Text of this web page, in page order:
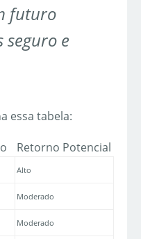
futuro
e
essa tabela:
Retorno Potencial
Alto
Moderado
Moderado